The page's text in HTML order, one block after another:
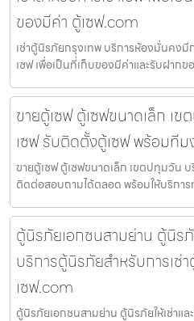
ของมีค่า ตู้เซฟ.com
เช่าตู้นิรภัยกรุงเทพ บริการห้องมั่นคงมี
เซฟ เพื่อเป็นที่เก็บของมีค่าและรับฝากข
ขายตู้เซฟ ตู้เซฟขนาดเล็ก เ
เซฟ รับติดตั้งตู้เซฟ พร้อมที
ขายตู้เซฟ ตู้เซฟขนาดเล็ก เขตปทุมวัน
ติดต่อสอบถามได้ตลอด พร้อมให้บริการ
ตู้นิรภัยเอกชนสามย่าน ตู้นิรภั
บริการตู้นิรภัยสำหรับการเช่
เซฟ.com
ตู้นิรภัยเอกชนสามย่าน ตู้นิรภัยให้เช่าแล